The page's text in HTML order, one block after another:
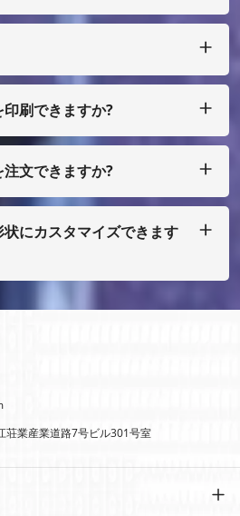
ユニオン、マネーグラム、エスク
きます。
刷できますか?
で、あなたはフィルムコストを支払
文できますか?
サンプル費用を支払う必要がありま
にカスタマイズできます
荘業産業道路7号ビル301号室